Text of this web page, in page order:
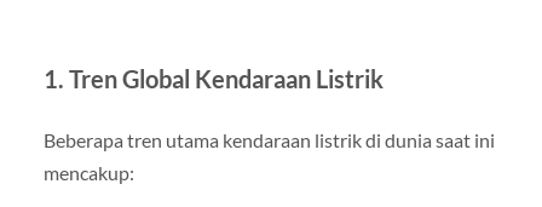
1. Tren Global Kendaraan Listrik
Beberapa tren utama kendaraan listrik di dunia saat ini
mencakup: